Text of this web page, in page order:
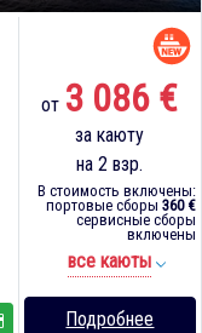
от 3 086 €
за каюту
на 2 взр.
В стоимость включены:
портовые сборы 360 €
сервисные сборы
включены
все каюты
Подробнее